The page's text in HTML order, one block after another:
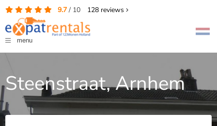
9.7/ 10 128reviews
menu
Steenstraat, Arnhem